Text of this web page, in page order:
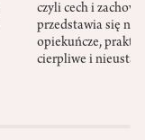
czyli cech i
przedstawia się
opiekuńcze,
cierpliwe i